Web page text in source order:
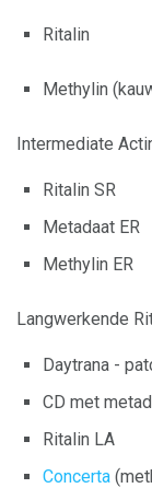
Ritalin
Methylin
Intermediate
Ritalin SR
Metadaat ER
Methylin ER
Langwerkende
Daytrana -
CD met
Ritalin LA
Concerta